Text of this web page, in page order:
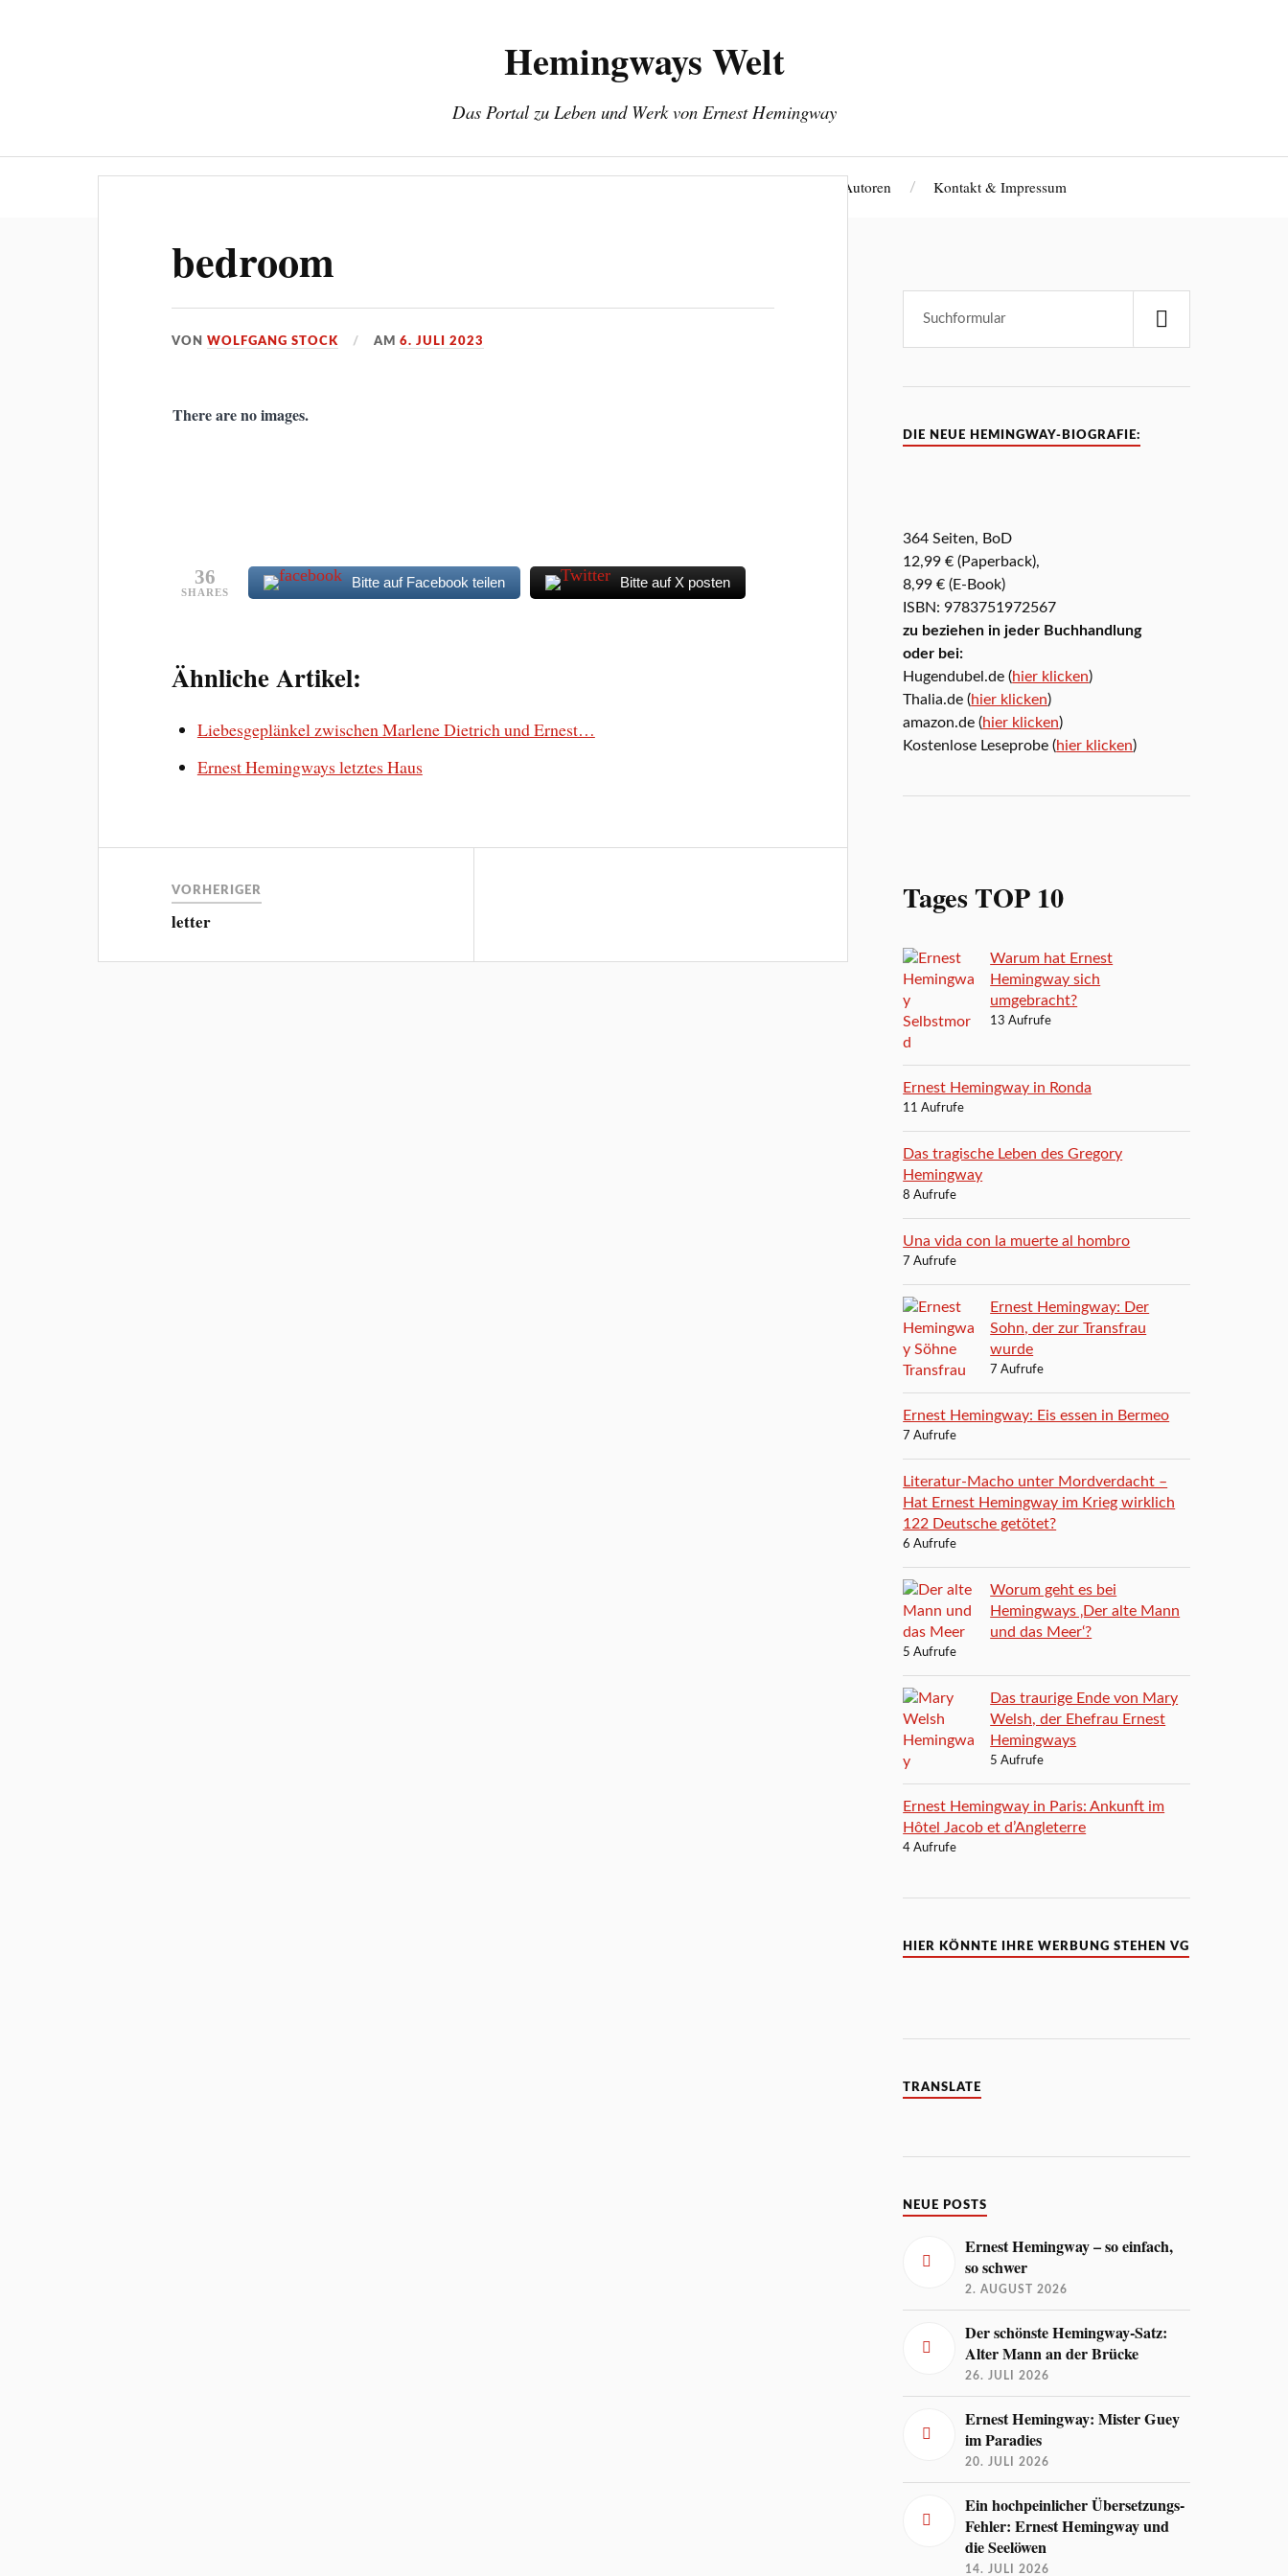
Hemingways Welt
Das Portal zu Leben und Werk von Ernest Hemingway
Autoren Kontakt & Impressum
bedroom
VONWOLFGANG STOCK AM6. JULI 2023
There are no images.
36
SHARES
Bitte auf Facebook teilen Bitte auf X posten
Ähnliche Artikel:
Liebesgeplänkel zwischen Marlene Dietrich und Ernest…
Ernest Hemingways letztes Haus
VORHERIGER
letter
DIE NEUE HEMINGWAY-BIOGRAFIE:
364 Seiten, BoD
12,99 € (Paperback),
8,99 € (E-Book)
ISBN: 9783751972567
zu beziehen in jeder Buchhandlung
oder bei:
Hugendubel.de (hier klicken)
Thalia.de (hier klicken)
amazon.de (hier klicken)
Kostenlose Leseprobe (hier klicken)
Tages TOP 10
Warum hat Ernest
Hemingway sich
umgebracht?
13 Aufrufe
Ernest Hemingway in Ronda
11 Aufrufe
Das tragische Leben des Gregory
Hemingway
8 Aufrufe
Una vida con la muerte al hombro
7 Aufrufe
Ernest Hemingway: Der
Sohn, der zur Transfrau
wurde
7 Aufrufe
Ernest Hemingway: Eis essen in Bermeo
7 Aufrufe
Literatur-Macho unter Mordverdacht –
Hat Ernest Hemingway im Krieg wirklich
122 Deutsche getötet?
6 Aufrufe
Worum geht es bei
Hemingways ‚Der alte Mann
und das Meer‘?
5 Aufrufe
Das traurige Ende von Mary
Welsh, der Ehefrau Ernest
Hemingways
5 Aufrufe
Ernest Hemingway in Paris: Ankunft im
Hôtel Jacob et d’Angleterre
4 Aufrufe
HIER KÖNNTE IHRE WERBUNG STEHEN VG
TRANSLATE
NEUE POSTS
Ernest Hemingway – so einfach,
so schwer
2. AUGUST 2026
Der schönste Hemingway-Satz:
Alter Mann an der Brücke
26. JULI 2026
Ernest Hemingway: Mister Guey
im Paradies
20. JULI 2026
Ein hochpeinlicher Übersetzungs-
Fehler: Ernest Hemingway und
die Seelöwen
14. JULI 2026